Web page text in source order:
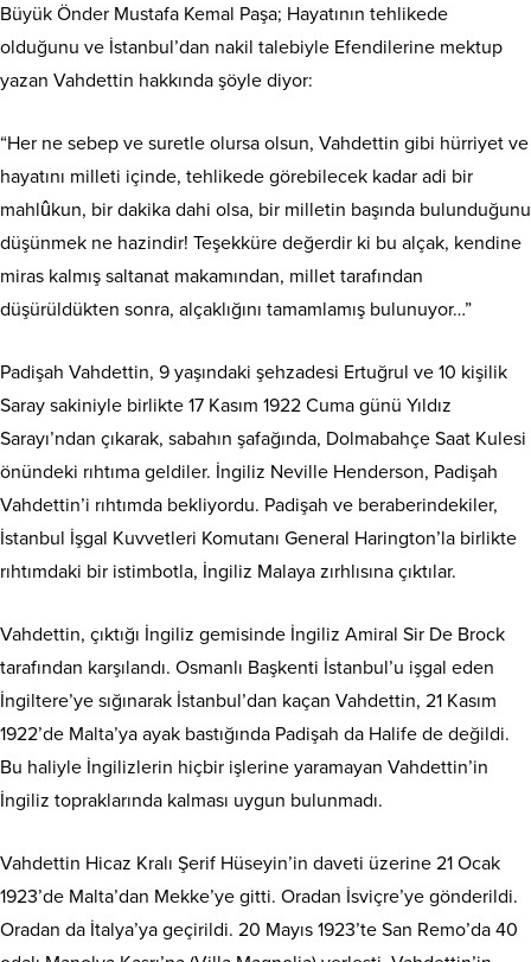
Büyük Önder Mustafa Kemal Paşa; Hayatının tehlikede
olduğunu ve İstanbul’dan nakil talebiyle Efendilerine mektup
yazan Vahdettin hakkında şöyle diyor:
“Her ne sebep ve suretle olursa olsun, Vahdettin gibi hürriyet ve
hayatını milleti içinde, tehlikede görebilecek kadar adi bir
mahlûkun, bir dakika dahi olsa, bir milletin başında bulunduğunu
düşünmek ne hazindir! Teşekküre değerdir ki bu alçak, kendine
miras kalmış saltanat makamından, millet tarafından
düşürüldükten sonra, alçaklığını tamamlamış bulunuyor…”
Padişah Vahdettin, 9 yaşındaki şehzadesi Ertuğrul ve 10 kişilik
Saray sakiniyle birlikte 17 Kasım 1922 Cuma günü Yıldız
Sarayı’ndan çıkarak, sabahın şafağında, Dolmabahçe Saat Kulesi
önündeki rıhtıma geldiler. İngiliz Neville Henderson, Padişah
Vahdettin’i rıhtımda bekliyordu. Padişah ve beraberindekiler,
İstanbul İşgal Kuvvetleri Komutanı General Harington’la birlikte
rıhtımdaki bir istimbotla, İngiliz Malaya zırhlısına çıktılar.
Vahdettin, çıktığı İngiliz gemisinde İngiliz Amiral Sir De Brock
tarafından karşılandı. Osmanlı Başkenti İstanbul’u işgal eden
İngiltere’ye sığınarak İstanbul’dan kaçan Vahdettin, 21 Kasım
1922’de Malta’ya ayak bastığında Padişah da Halife de değildi.
Bu haliyle İngilizlerin hiçbir işlerine yaramayan Vahdettin’in
İngiliz topraklarında kalması uygun bulunmadı.
Vahdettin Hicaz Kralı Şerif Hüseyin’in daveti üzerine 21 Ocak
1923’de Malta’dan Mekke’ye gitti. Oradan İsviçre’ye gönderildi.
Oradan da İtalya’ya geçirildi. 20 Mayıs 1923’te San Remo’da 40